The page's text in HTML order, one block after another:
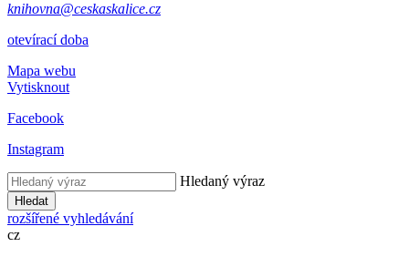
knihovna@ceskaskalice.cz
otevírací doba
Mapa webu
Vytisknout
Facebook
Instagram
Hledaný výraz
Hledat
rozšířené vyhledávání
cz